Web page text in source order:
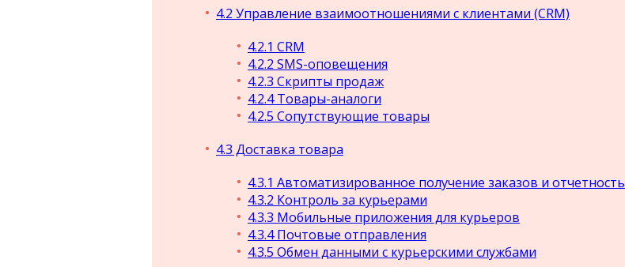
4.2 Управление взаимоотношениями с клиентами (CRM)
4.2.1 CRM
4.2.2 SMS-оповещения
4.2.3 Скрипты продаж
4.2.4Товары-аналоги
4.2.5 Сопутствующие товары
4.3 Доставка товара
4.3.1 Автоматизированное получение заказов и отчетность
4.3.2 Контроль за курьерами
4.3.3 Мобильные приложения для курьеров
4.3.4Почтовые отправления
4.3.5 Обмен данными с курьерскими службами